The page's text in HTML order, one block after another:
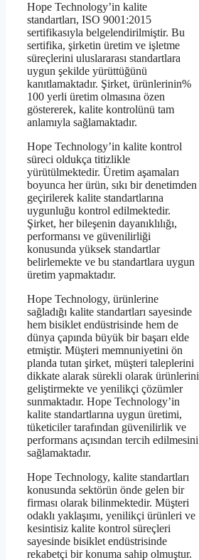
Hope Technology’in kalite
standartları, ISO 9001:2015
sertifikasıyla belgelendirilmiştir. Bu
sertifika, şirketin üretim ve işletme
süreçlerini uluslararası standartlara
uygun şekilde yürüttüğünü
kanıtlamaktadır. Şirket, ürünlerinin%
100 yerli üretim olmasına özen
göstererek, kalite kontrolünü tam
anlamıyla sağlamaktadır.
Hope Technology’in kalite kontrol
süreci oldukça titizlikle
yürütülmektedir. Üretim aşamaları
boyunca her ürün, sıkı bir denetimden
geçirilerek kalite standartlarına
uygunluğu kontrol edilmektedir.
Şirket, her bileşenin dayanıklılığı,
performansı ve güvenilirliği
konusunda yüksek standartlar
belirlemekte ve bu standartlara uygun
üretim yapmaktadır.
Hope Technology, ürünlerine
sağladığı kalite standartları sayesinde
hem bisiklet endüstrisinde hem de
dünya çapında büyük bir başarı elde
etmiştir. Müşteri memnuniyetini ön
planda tutan şirket, müşteri taleplerini
dikkate alarak sürekli olarak ürünlerini
geliştirmekte ve yenilikçi çözümler
sunmaktadır. Hope Technology’in
kalite standartlarına uygun üretimi,
tüketiciler tarafından güvenilirlik ve
performans açısından tercih edilmesini
sağlamaktadır.
Hope Technology, kalite standartları
konusunda sektörün önde gelen bir
firması olarak bilinmektedir. Müşteri
odaklı yaklaşımı, yenilikçi ürünleri ve
kesintisiz kalite kontrol süreçleri
sayesinde bisiklet endüstrisinde
rekabetçi bir konuma sahip olmuştur.